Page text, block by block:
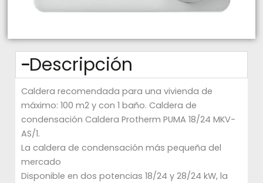
Descripción
Caldera recomendada para una vivienda de
máximo: 100 m2 y con 1 baño. Caldera de
condensación Caldera Protherm PUMA 18/24 MKV-
AS/1.
La caldera de condensación más pequeña del
mercado
Disponible en dos potencias 18/24 y 28/24 kW, la